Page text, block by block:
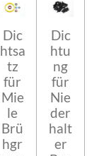
Dic
htsa
tz
für
Mie
le
Brü
hgr
Dic
htu
ng
für
Nie
der
halt
er